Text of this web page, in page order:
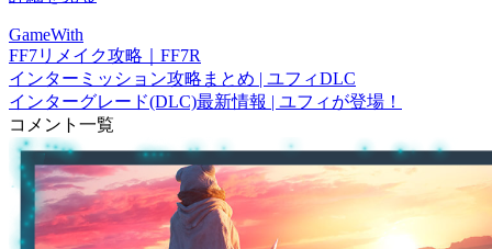
GameWith
FF7リメイク攻略｜FF7R
インターミッション攻略まとめ | ユフィDLC
インターグレード(DLC)最新情報 | ユフィが登場！
コメント一覧